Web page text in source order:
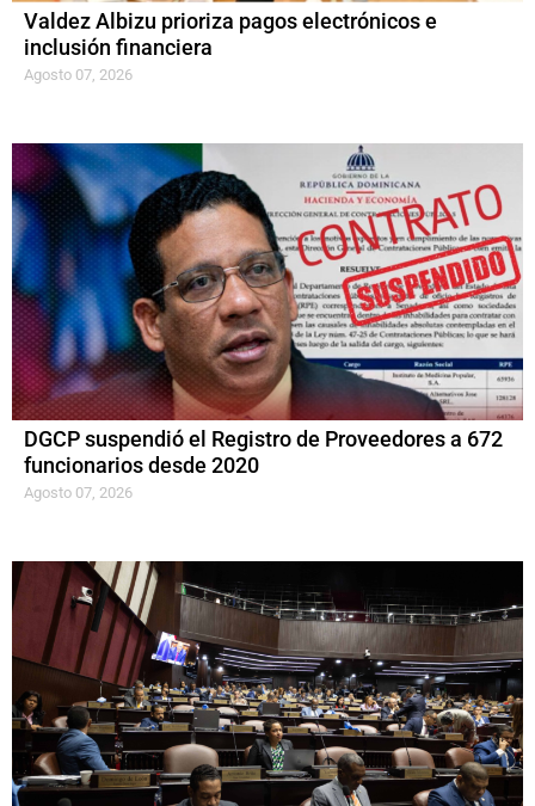
Valdez Albizu prioriza pagos electrónicos e
inclusión financiera
Agosto 07, 2026
DGCP suspendió el Registro de Proveedores a 672
funcionarios desde 2020
Agosto 07, 2026